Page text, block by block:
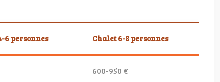
6 personnes Chalet 6-8 personnes
600-950 €